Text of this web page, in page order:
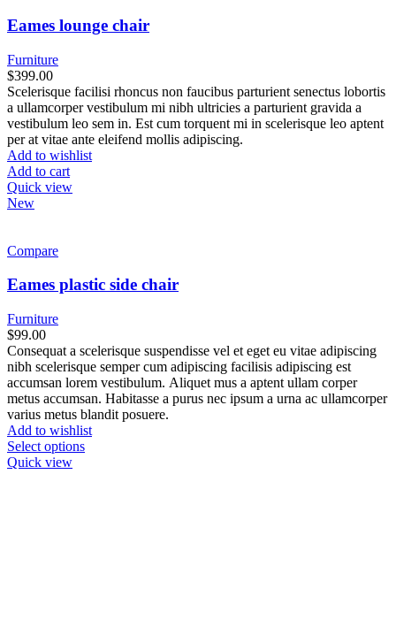
Eames lounge chair
Furniture
$399.00
Scelerisque facilisi rhoncus non faucibus parturient senectus lobortis
a ullamcorper vestibulum mi nibh ultricies a parturient gravida a
vestibulum leo sem in. Est cum torquent mi in scelerisque leo aptent
per at vitae ante eleifend mollis adipiscing.
Add to wishlist
Add to cart
Quick view
New
Compare
Eames plastic side chair
Furniture
$99.00
Consequat a scelerisque suspendisse vel et eget eu vitae adipiscing
nibh scelerisque semper cum adipiscing facilisis adipiscing est
accumsan lorem vestibulum. Aliquet mus a aptent ullam corper
metus accumsan. Habitasse a purus nec ipsum a urna ac ullamcorper
varius metus blandit posuere.
Add to wishlist
Select options
Quick view